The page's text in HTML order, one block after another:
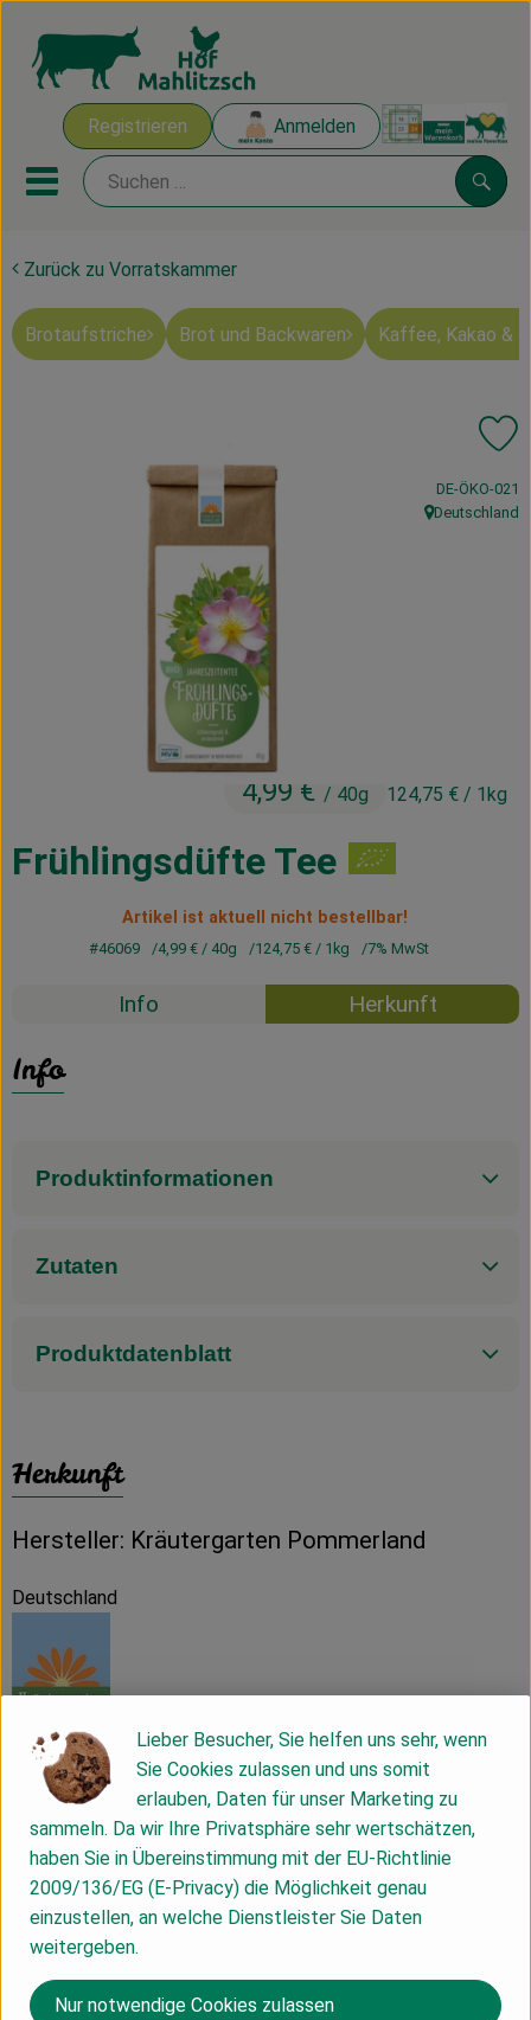
Registrieren Anmelden
Mobiles Menu öffnen oder
Ökokisten
Mahlitzscher Produkte
Vorratskammer
Haus, Garten & Co.
Lieferservice
Zurück zu Vorratskammer
Brotaufstriche Brot und Backwaren Kaffee, Kakao &
Frühlingsdüfte Tee
4,99 € / 40g 124,75 € / 1kg
,DE-ÖKO-021
, Herkunft:
Deutschland
Artikel ist aktuell nicht bestellbar!
#46069 4,99 €/ 40g 124,75 €/ 1kg 7% MwSt
Info Herkunft
Info
Produktinformationen
Zutaten
Produktdatenblatt
Herkunft
Hersteller: Kräutergarten Pommerland
Deutschland
Kräutergarten Pommerland eG
D 17440 Lassan
Kräutergarten Pommerland ist eine Bio-Teemanufaktur in
Besitz einer kleinen, aktiven Genossenschaft. In einer der
sonnigsten Regionen Deutschlands – dem Lassaner Winkel
im Vorland der Insel Usedom – sind wir und auch einige
Die meisten Blüten, Blätter und Wurzeln beziehen wir von
Lieber Besucher, Sie helfen uns sehr, wenn
Sie Cookies zulassen und uns somit
erlauben, Daten für unser Marketing zu
sammeln. Da wir Ihre Privatsphäre sehr wertschätzen,
haben Sie in Übereinstimmung mit der EU-Richtlinie
2009/136/EG (E-Privacy) die Möglichkeit genau
einzustellen, an welche Dienstleister Sie Daten
weitergeben.
Nur notwendige Cookies zulassen